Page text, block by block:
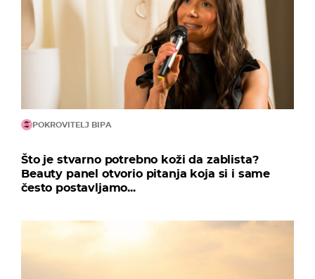
POKROVITELJ BIPA
Što je stvarno potrebno koži da zablista?
Beauty panel otvorio pitanja koja si i same
često postavljamo...